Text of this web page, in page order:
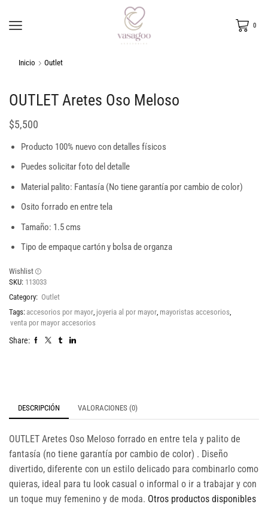
0
Inicio Outlet
OUTLET Aretes Oso Meloso
$5,500
Producto 100% nuevo con detalles físicos
Puedes solicitar foto del detalle
Material palito: Fantasía (No tiene garantía por cambio de color)
Osito forrado en entre tela
Tamaño: 1.5 cms
Tipo de empaque cartón y bolsa de organza
Wishlist
SKU: 113033
Category: Outlet
Tags: accesorios por mayor joyeria al por mayor mayoristas accesorios
venta por mayor accesorios
Share:
DESCRIPCIÓN VALORACIONES (0)
OUTLET Aretes Oso Meloso forrado en entre tela y palito de
fantasía (no tiene garantía por cambio de color) . Diseño
divertido, diferente con un estilo delicado para combinarlo como
quieras, ideal para tu look casual o informal o ir a trabajar y con
un toque muy femenino y de moda. Otros productos disponibles